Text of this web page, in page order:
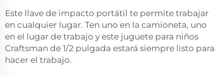
Este llave de impacto portátil te permite trabajar
en cualquier lugar. Ten uno en la camioneta, uno
en el lugar de trabajo y este juguete para niños
Craftsman de 1/2 pulgada estará siempre listo para
hacer el trabajo.